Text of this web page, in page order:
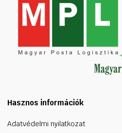
Hasznos információk
Adatvédelmi nyilatkozat